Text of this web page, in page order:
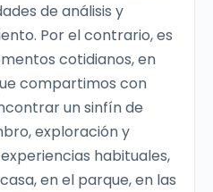
de análisis y
Por el contrario, es
cotidianos, en
compartimos con
un sinfín de
exploración y
habituales,
en el parque, en las